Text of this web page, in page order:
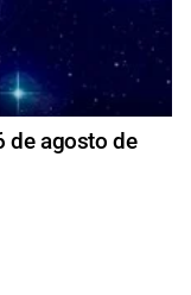
de agosto de